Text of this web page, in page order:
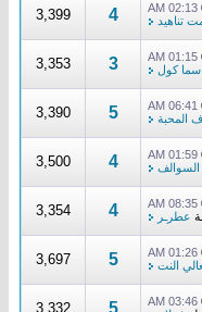
02:13 AM
تناهيد 4
3,399
01:15 AM
سما كول 3
3,353
06:41 AM
المحبة 5
3,390
01:59 AM
السوالف 4
3,500
08:35 AM
عطرـر 4
3,354
01:26 AM
النت 5
3,697
03:46 AM
5
3,332